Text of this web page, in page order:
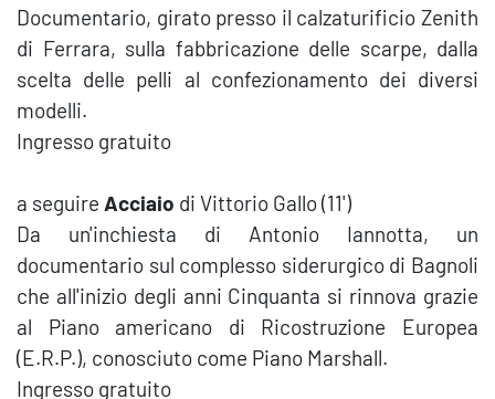
Documentario, girato presso il calzaturificio Zenith
di Ferrara, sulla fabbricazione delle scarpe, dalla
scelta delle pelli al confezionamento dei diversi
modelli.
Ingresso gratuito
a seguire Acciaio di Vittorio Gallo (11')
Da un'inchiesta di Antonio Iannotta, un
documentario sul complesso siderurgico di Bagnoli
che all'inizio degli anni Cinquanta si rinnova grazie
al Piano americano di Ricostruzione Europea
(E.R.P.), conosciuto come Piano Marshall.
Ingresso gratuito